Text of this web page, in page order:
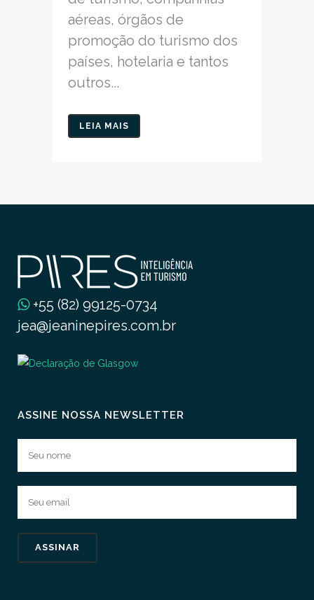
aéreas, órgãos de
promoção do turismo dos
países, hotelaria e tantos
outros...
LEIA MAIS
+55 (82) 99125-0734
jea@jeaninepires.com.br
ASSINE NOSSA NEWSLETTER